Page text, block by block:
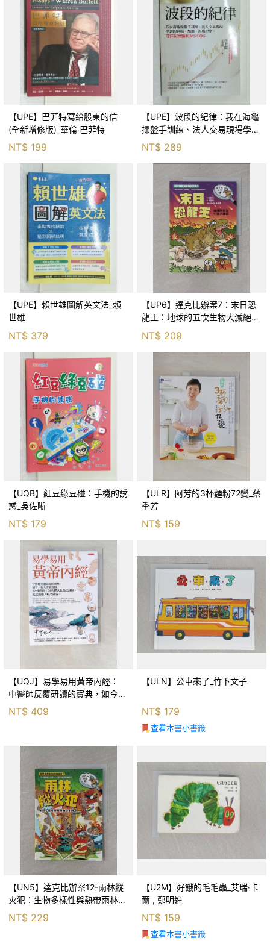
【UPE】巴菲特寫給股東的信
(全新增修版)_華倫‧巴菲特
NT$ 199
【UPE】波段的紀律：我在海龜
操盤手訓練、法人交易現場學到
的進場、加碼、退場紀律，守住
紀律獲利至少50％_雷老闆
NT$ 289
【UPE】賴世雄圖解英文法_賴
世雄
NT$ 379
【UP6】達克比辦案7：末日恐
龍王：地球的五次生物大滅絕_
胡妙芬
NT$ 209
【UQB】紅豆綠豆碰：手機的誘
惑_吳佐晰
NT$ 179
【ULR】阿芳的3杯麵粉72變_蔡
季芳
NT$ 159
【UQJ】易學易用黃帝內經：
中醫師反覆研讀的寶典，如今一
般人也能實踐。12條經絡、365
個穴位白話詳解，經之所過，病
NT$ 409
【ULN】公車來了_竹下文子
NT$ 179
查看本書小書籤
【UN5】達克比辦案12-雨林縱
火犯：生物多樣性與熱帶雨林生
態系_柯智元
NT$ 229
【U2M】好餓的毛毛蟲_艾瑞‧卡
爾 , 鄭明進
NT$ 159
查看本書小書籤